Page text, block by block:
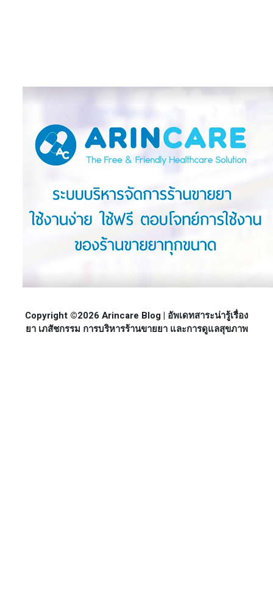
Copyright ©2026 Arincare Blog | อัพเดทสาระน่ารู้เรื่อง
ยา เภสัชกรรม การบริหารร้านขายยา และการดูแลสุขภาพ